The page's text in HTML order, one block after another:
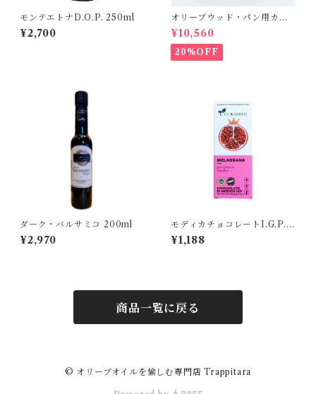
モンテエトナD.O.P. 250ml
¥2,700
オリーブウッド・パン用カッ
ティングボード【ダークグリ
ーン】
¥10,560
20%OFF
ダーク・バルサミコ 200ml
¥2,970
モディカチョコレートI.G.P.
ザクロ
¥1,188
商品一覧に戻る
© オリーブオイルを愉しむ専門店 Trappitara